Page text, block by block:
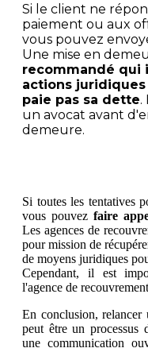
Si le client ne
paiement ou aux
vous pouvez
Une mise en
recommandé qui
actions
paie pas sa dette.
un avocat avant
demeure.
Si toutes les tentatives
vous pouvez faire
Les agences de
pour mission de
de moyens juridiques
Cependant, il est
l'agence de
En conclusion,
peut être un processus
une communication